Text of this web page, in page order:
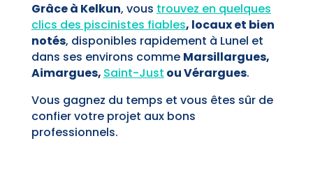
Grâce à Kelkun, vous trouvez en quelques
clics des piscinistes fiables, locaux et bien
notés, disponibles rapidement à Lunel et
dans ses environs comme Marsillargues,
Aimargues, Saint-Just ou Vérargues.
Vous gagnez du temps et vous êtes sûr de
confier votre projet aux bons
professionnels.